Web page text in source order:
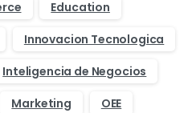
Education
Innovacion Tecnologica
Inteligencia de Negocios
Marketing
OEE